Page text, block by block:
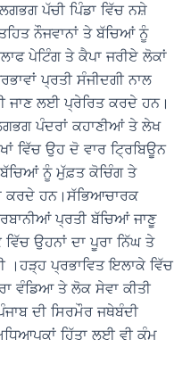
ਪੱਚੀ ਪਿੰਡਾ ਵਿੱਚ ਨਸ਼ੇ
ਨੌਜਵਾਨਾਂ ਤੇ ਬੱਚਿਆਂ ਨੂੰ
ਪੇਟਿੰਗ ਤੇ ਕੈਪਾ ਜਰੀਏ ਲੋਕਾਂ
ਪ੍ਰਤੀ ਸੰਜੀਦਗੀ ਨਾਲ
ਜਾਣ ਲਈ ਪ੍ਰੇਰਿਤ ਕਰਦੇ ਹਨ।
ਪੰਦਰਾਂ ਕਹਾਣੀਆਂ ਤੇ ਲੇਖ
ਵਿੱਚ ਉਹ ਦੋ ਵਾਰ ਟ੍ਰਿਬਿਊਨ
ਨੂੰ ਮੁੱਫ਼ਤ ਕੋਚਿੰਗ ਤੇ
ਕਰਦੇ ਹਨ।ਸੱਭਿਆਚਾਰਕ
ਪ੍ਰਤੀ ਬੱਚਿਆਂ ਜਾਣੂ
ਉਹਨਾਂ ਦਾ ਪੂਰਾ ਨਿੱਘ ਤੇ
।ਹੜ੍ਹ ਪ੍ਰਭਾਵਿਤ ਇਲਾਕੇ ਵਿੱਚ
ਵੰਡਿਆ ਤੇ ਲੋਕ ਸੇਵਾ ਕੀਤੀ
ਦੀ ਸਿਰਮੌਰ ਜਥੇਬੰਦੀ
ਹਿੱਤਾ ਲਈ ਵੀ ਕੰਮ